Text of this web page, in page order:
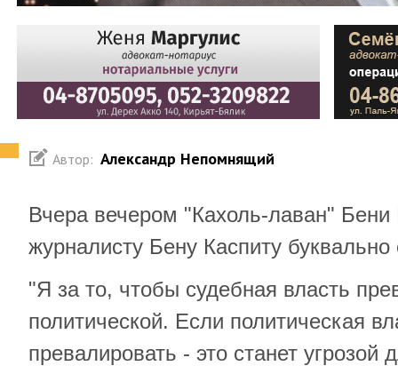
Автор: Александр Непомнящий
Вчера вечером "Кахоль-лаван" Бени
журналисту Бену Каспиту
"Я за то, чтобы судебная власть
политической. Если политическая
превалировать - это станет угрозой